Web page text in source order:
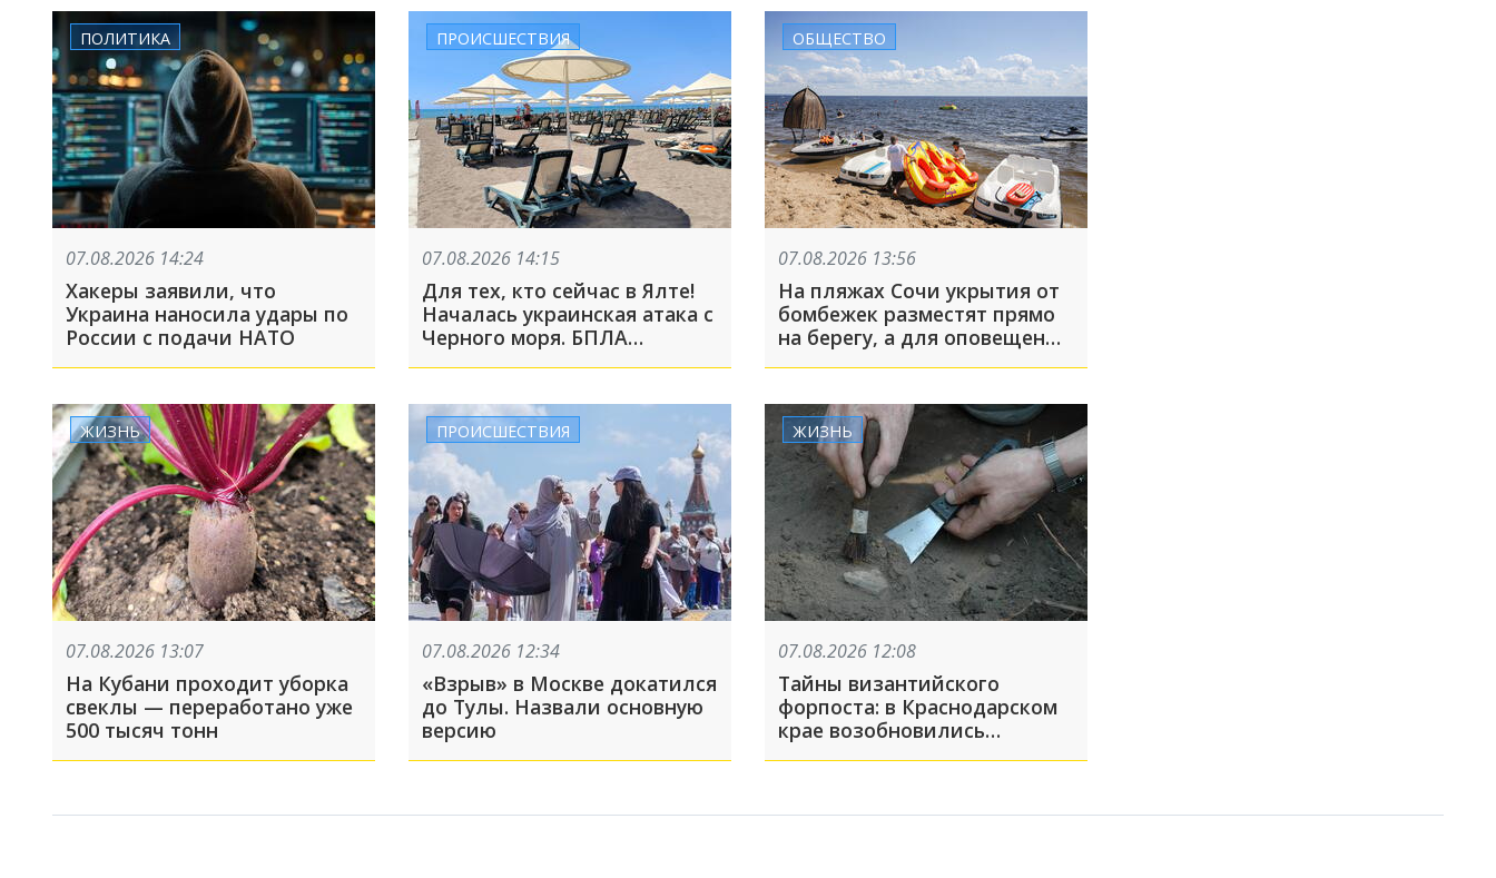
зависти
ПОЛИТИКА
07.08.2026 14:24
Хакеры заявили, что
Украина наносила удары по
России с подачи НАТО
ПРОИСШЕСТВИЯ
07.08.2026 14:15
Для тех, кто сейчас в Ялте!
Началась украинская атака с
Черного моря. БПЛА
вынесло на берег
ОБЩЕСТВО
07.08.2026 13:56
На пляжах Сочи укрытия от
бомбежек разместят прямо
на берегу, а для оповещения
используют
ЖИЗНЬ
07.08.2026 13:07
На Кубани проходит уборка
свеклы — переработано уже
500 тысяч тонн
ПРОИСШЕСТВИЯ
07.08.2026 12:34
«Взрыв» в Москве докатился
до Тулы. Назвали основную
версию
ЖИЗНЬ
07.08.2026 12:08
Тайны византийского
форпоста: в Краснодарском
крае возобновились
раскопки древнего города